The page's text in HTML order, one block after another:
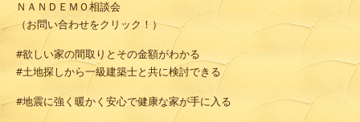
ＮＡＮＤＥＭＯ相談会
（お問い合わせをクリック！）
#欲しい家の間取りとその金額がわかる
#土地探しから一級建築士と共に検討できる
#地震に強く暖かく安心で健康な家が手に入る